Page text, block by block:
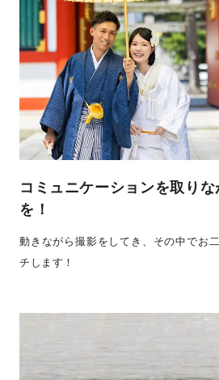
コミュニケーションを取り
を！
動きながら撮影をしてき、その中でお
チします！